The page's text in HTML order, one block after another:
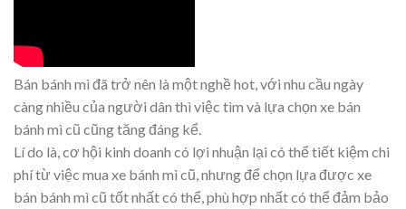
Bán bánh mì đã trở nên là một nghề hot, với nhu cầu ngày
càng nhiều của người dân thì việc tìm và lựa chọn xe bán
bánh mì cũ cũng tăng đáng kể.
Lí do là, cơ hội kinh doanh có lợi nhuận lại có thể tiết kiệm chi
phí từ việc mua xe bánh mì cũ, nhưng để chọn lựa được xe
bán bánh mì cũ tốt nhất có thể, phù hợp nhất có thể đảm bảo